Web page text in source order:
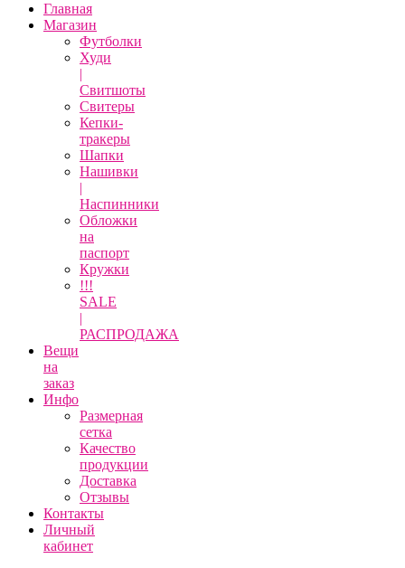
Главная
Магазин
Футболки
Худи
|
Свитшоты
Свитеры
Кепки-
тракеры
Шапки
Нашивки
|
Наспинники
Обложки
на
паспорт
Кружки
!!!
SALE
|
РАСПРОДАЖА
Вещи
на
заказ
Инфо
Размерная
сетка
Качество
продукции
Доставка
Отзывы
Контакты
Личный
кабинет